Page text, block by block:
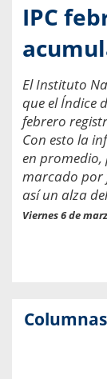
IPC
El Instituto
que el Índice
febrero
Con esto la
en promedio,
marcado por
así un alza
Viernes 6 de
Columnas